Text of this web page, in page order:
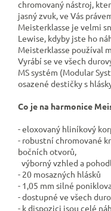
chromovaný nástroj,
jasný zvuk,ve Vás
Meisterklasse je velmi
Lewise, kdyby jste ho
Meisterklasse používal
Vyrábí se ve všech
MS systém (Modular
osazené destičky s
Co je na harmonice
- eloxovaný hliníkový
- robustní chromované
bočních otvorů,
výborný vzhled a
- 20 mosazných hlásků
- 1,05 mm silné
- dostupné ve všech
- k dispozici jsou celé